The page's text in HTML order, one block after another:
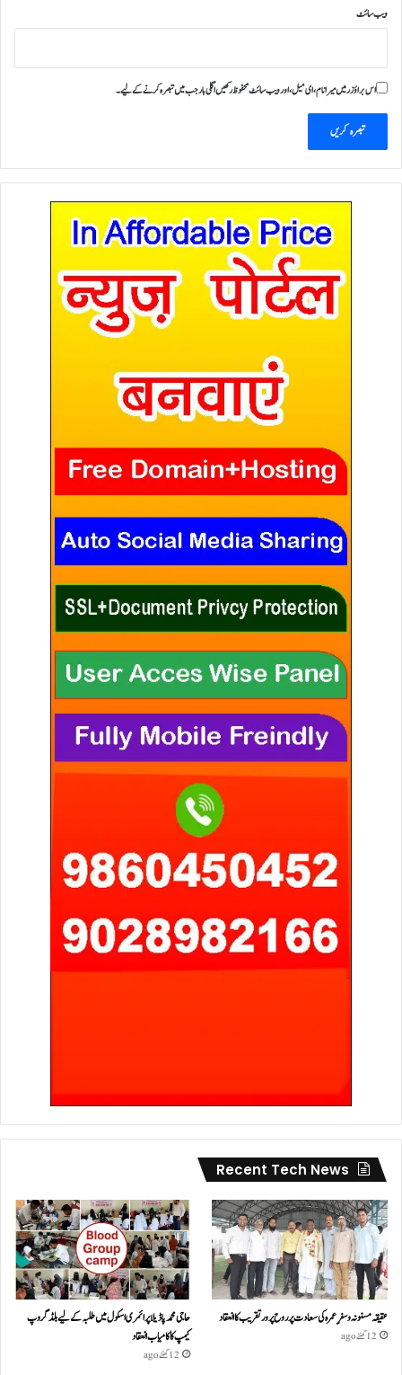
ویب‌ سائٹ
اس براؤزر میں میرا نام، ای میل، اور ویب سائٹ محفوظ رکھیں اگلی بار جب میں تبصرہ کرنے کےلیے۔
Recent Tech News
عقیقہ مسنونہ و سفرِ عمرہ کی سعادت پر روح پرور تقریب کا انعقاد
12 گھنٹے ago
حاجی محمد پاڈیلا پرائمری اسکول میں طلبہ کے لیے بلڈ گروپ
کیمپ کا کامیاب انعقاد
12 گھنٹے ago